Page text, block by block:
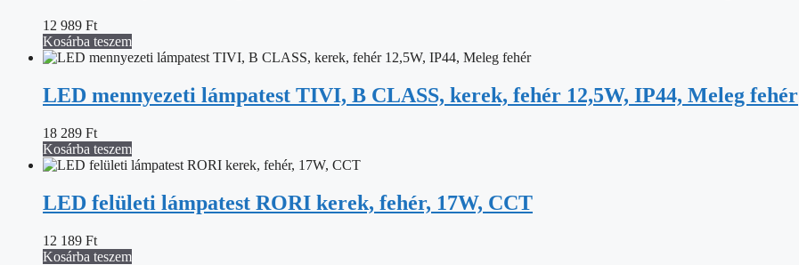
12 989 Ft
Kosárba teszem
LED mennyezeti lámpatest TIVI, B CLASS, kerek, fehér 12,5W, IP44, Meleg fehér
18 289 Ft
Kosárba teszem
LED felületi lámpatest RORI kerek, fehér, 17W, CCT
12 189 Ft
Kosárba teszem